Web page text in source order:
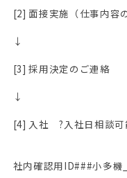
[2] 面接実施（仕事内容
↓
[3] 採用決定のご連絡
↓
[4] 入社 ?入社日相談可
社内確認用ID###小多